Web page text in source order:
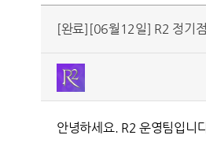
[완료][06월12일] R2 정기
안녕하세요. R2 운영팀입니